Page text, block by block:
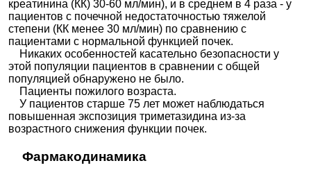
креатинина (КК) 30-60 мл/мин), и в среднем в 4 раза - у
пациентов с почечной недостаточностью тяжелой
степени (КК менее 30 мл/мин) по сравнению с
пациентами с нормальной функцией почек.
Никаких особенностей касательно безопасности у
этой популяции пациентов в сравнении с общей
популяцией обнаружено не было.
Пациенты пожилого возраста.
У пациентов старше 75 лет может наблюдаться
повышенная экспозиция триметазидина из-за
возрастного снижения функции почек.
Фармакодинамика